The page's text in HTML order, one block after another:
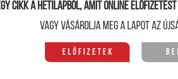
cikk a hetilapból, amit online
Vagy vásárolja meg a lapot az
Előfizetek